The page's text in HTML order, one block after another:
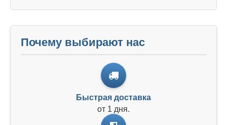
Почему выбирают нас
Быстрая доставка
от 1 дня.